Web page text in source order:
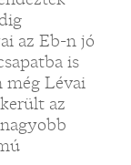
az Eb-n jó
is
még Lévai
az